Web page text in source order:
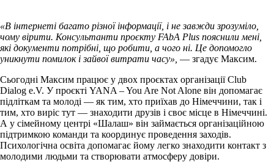
«В інтернеті багато різної інформації, і не завжди зрозуміло,
чому вірити. Консультанти проєкту FAbA Plus пояснили мені,
які документи потрібні, що робити, а чого ні. Це допомогло
уникнути помилок і зайвої витрати часу», — згадує Максим.
Сьогодні Максим працює у двох проєктах організації Club
Dialog e.V. У проєкті YANA – You Are Not Alone він допомагає
підліткам та молоді — як тим, хто приїхав до Німеччини, так і
тим, хто виріс тут — знаходити друзів і своє місце в Німеччині.
А у сімейному центрі «Шалаш» він займається організаційною
підтримкою команди та координує проведення заходів.
Психологічна освіта допомагає йому легко знаходити контакт з
молодими людьми та створювати атмосферу довіри.